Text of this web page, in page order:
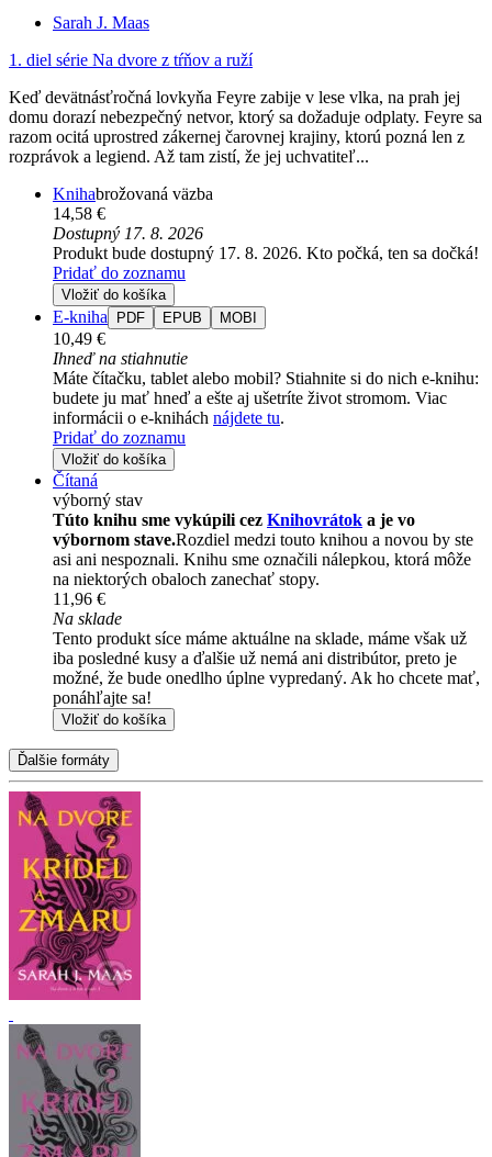
Sarah J. Maas
1. diel série Na dvore z tŕňov a ruží
Keď devätnásťročná lovkyňa Feyre zabije v lese vlka, na prah jej
domu dorazí nebezpečný netvor, ktorý sa dožaduje odplaty. Feyre sa
razom ocitá uprostred zákernej čarovnej krajiny, ktorú pozná len z
rozprávok a legiend. Až tam zistí, že jej uchvatiteľ...
Knihabrožovaná väzba
14,58 €
Dostupný 17. 8. 2026
Produkt bude dostupný 17. 8. 2026. Kto počká, ten sa dočká!
Pridať do zoznamu
Vložiť do košíka
E-kniha PDF EPUB MOBI
10,49 €
Ihneď na stiahnutie
Máte čítačku, tablet alebo mobil? Stiahnite si do nich e-knihu:
budete ju mať hneď a ešte aj ušetríte život stromom. Viac
informácii o e-knihách nájdete tu.
Pridať do zoznamu
Vložiť do košíka
Čítaná
výborný stav
Túto knihu sme vykúpili cez Knihovrátok a je vo
výbornom stave.Rozdiel medzi touto knihou a novou by ste
asi ani nespoznali. Knihu sme označili nálepkou, ktorá môže
na niektorých obaloch zanechať stopy.
11,96 €
Na sklade
Tento produkt síce máme aktuálne na sklade, máme však už
iba posledné kusy a ďalšie už nemá ani distribútor, preto je
možné, že bude onedlho úplne vypredaný. Ak ho chcete mať,
ponáhľajte sa!
Vložiť do košíka
Ďalšie formáty